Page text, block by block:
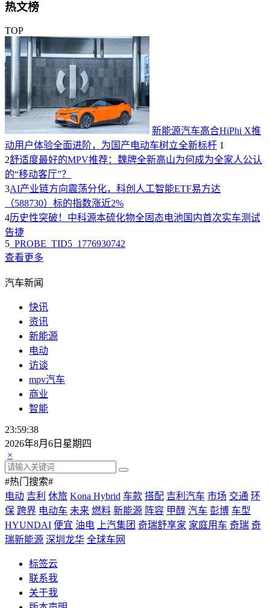
热文榜
TOP
新能源汽车高合HiPhi X推
动用户体验全面进阶，为国产电动车树立全新标杆 1
2舒适度最好的MPV推荐：魏牌全新高山为何成为全家人公认
的“移动客厅”？
3AI产业链方向震荡分化，科创人工智能ETF易方达
（588730）标的指数涨近2%
4历史性突破！中科源本硫化物全固态电池国内首次实车测试
告捷
5 _PROBE_TID5_1776930742
查看更多
汽车新闻
快讯
资讯
新能源
电动
访谈
mpv汽车
商业
智能
23:59:38
2026年8月6日星期四
×
#热门搜索#
电动 吉利 休旅 Kona Hybrid 车款 搭配 吉利汽车 市场 交通 环
保 跨界 电动车 未来 燃料 新能源 阵容 甲醇 汽车 彭博 车型
HYUNDAI 便宜 油电 上汽集团 奇瑞舒享家 家庭用车 奇瑞 奇
瑞新能源 深圳龙华 全球车网
标签云
联系我
关于我